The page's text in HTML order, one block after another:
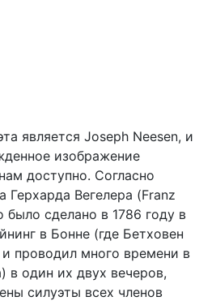
является Joseph Neesen, и
изображение
доступно. Согласно
Герхарда Вегелера (Franz
было сделано в 1786 году в
в Бонне (где Бетховен
проводил много времени в
в один их двух вечеров,
силуэты всех членов